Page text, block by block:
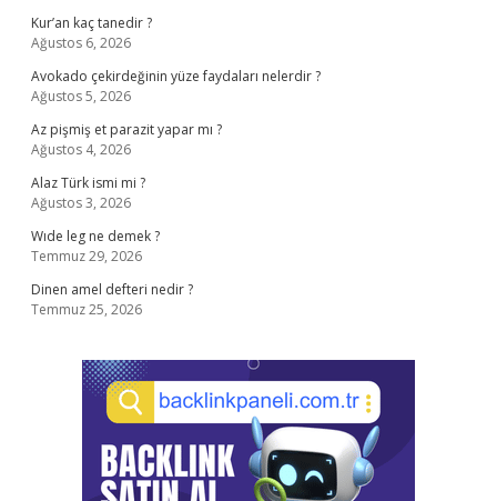
Kur’an kaç tanedir ?
Ağustos 6, 2026
Avokado çekirdeğinin yüze faydaları nelerdir ?
Ağustos 5, 2026
Az pişmiş et parazit yapar mı ?
Ağustos 4, 2026
Alaz Türk ismi mi ?
Ağustos 3, 2026
Wıde leg ne demek ?
Temmuz 29, 2026
Dinen amel defteri nedir ?
Temmuz 25, 2026